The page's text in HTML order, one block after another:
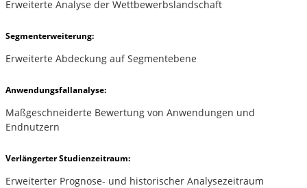
Erweiterte Analyse der Wettbewerbslandschaft
Segmenterweiterung:
Erweiterte Abdeckung auf Segmentebene
Anwendungsfallanalyse:
Maßgeschneiderte Bewertung von Anwendungen und
Endnutzern
Verlängerter Studienzeitraum:
Erweiterter Prognose- und historischer Analysezeitraum